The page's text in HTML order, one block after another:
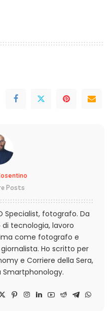
Posts
Specialist, fotografo. Da
tecnologia, lavoro
come fotografo e
Ho scritto per
e Corriere della Sera,